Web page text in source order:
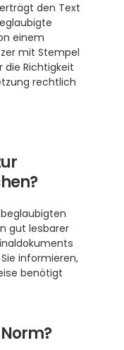
den Text
einem
mit Stempel
die Richtigkeit
rechtlich
gut lesbarer
informieren,
benötigt
Norm?